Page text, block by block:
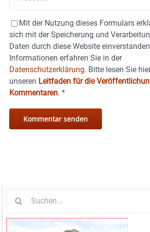
Mit der Nutzung dieses Formulars
sich mit der Speicherung und
Daten durch diese Website
Informationen erfahren Sie in der
Datenschutzerklärung. Bitte lesen Sie
unseren Leitfaden für die
Kommentaren. *
nach: